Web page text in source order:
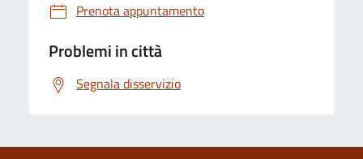
Prenota appuntamento
Problemi in città
Segnala disservizio